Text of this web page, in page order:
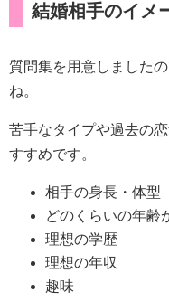
結婚相手のイメ
質問集を用意しました
ね。
苦手なタイプや過去の
すすめです。
相手の身長・体型
どのくらいの年齢
理想の学歴
理想の年収
趣味